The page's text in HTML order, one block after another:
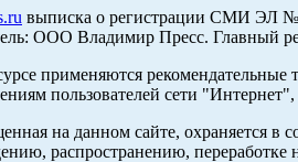
выписка о регистрации СМИ ЭЛ №
ООО Владимир Пресс. Главный
применяются рекомендательные
пользователей сети
на данном сайте, охраняется в
распространению, переработке